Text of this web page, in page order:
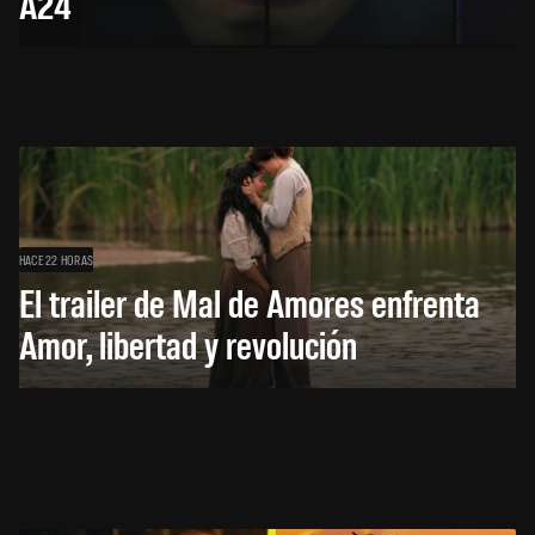
HACE 22 HORAS
El trailer de Mal de Amores enfrenta
Amor, libertad y revolución